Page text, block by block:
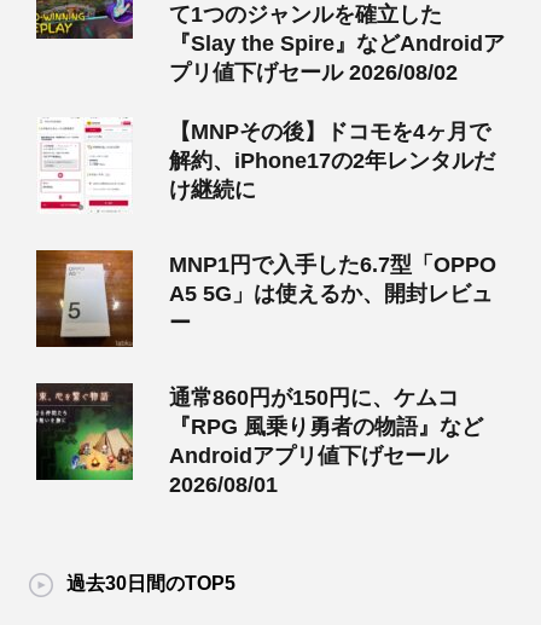
て1つのジャンルを確立した
『Slay the Spire』などAndroidア
プリ値下げセール 2026/08/02
【MNPその後】ドコモを4ヶ月で
解約、iPhone17の2年レンタルだ
け継続に
MNP1円で入手した6.7型「OPPO
A5 5G」は使えるか、開封レビュ
ー
通常860円が150円に、ケムコ
『RPG 風乗り勇者の物語』など
Androidアプリ値下げセール
2026/08/01
過去30日間のTOP5